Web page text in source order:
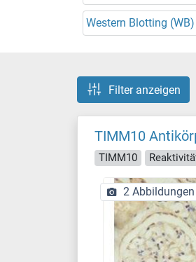
Western Blotting (WB)
Filter anzeigen
TIMM10
TIMM10
2 Abbildungen